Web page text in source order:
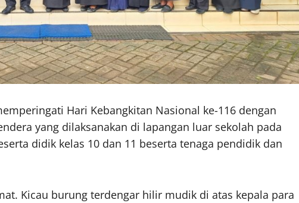
Hari Kebangkitan Nasional ke-116 dengan
yang dilaksanakan di lapangan luar sekolah pada
didik kelas 10 dan 11 beserta tenaga pendidik dan
Kicau burung terdengar hilir mudik di atas kepala para